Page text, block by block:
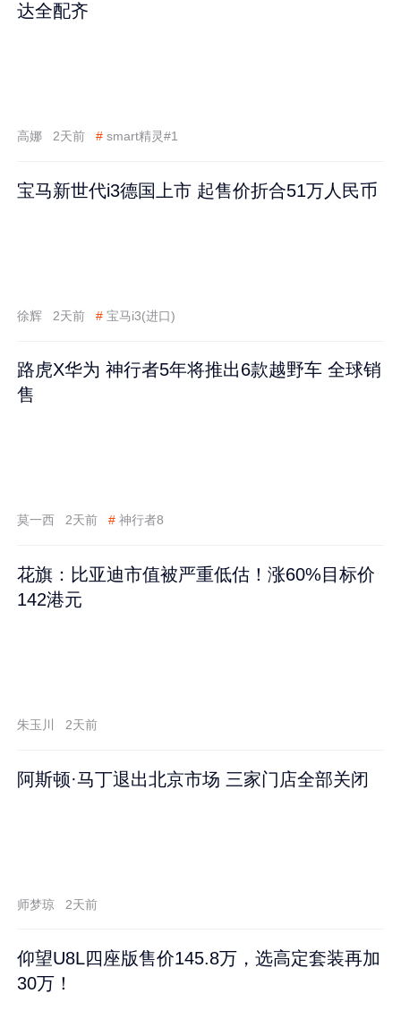
达全配齐
高娜 2天前 # smart精灵#1
宝马新世代i3德国上市 起售价折合51万人民币
徐辉 2天前 # 宝马i3(进口)
路虎X华为 神行者5年将推出6款越野车 全球销
售
莫一西 2天前 # 神行者8
花旗：比亚迪市值被严重低估！涨60%目标价
142港元
朱玉川 2天前
阿斯顿·马丁退出北京市场 三家门店全部关闭
师梦琼 2天前
仰望U8L四座版售价145.8万，选高定套装再加
30万！